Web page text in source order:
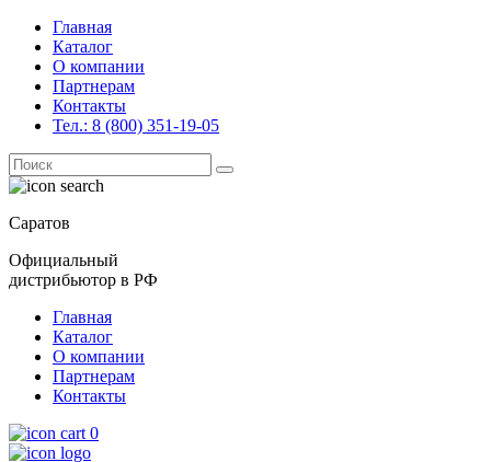
Главная
Каталог
О компании
Партнерам
Контакты
Тел.: 8 (800) 351-19-05
Поиск
for:
Саратов
Официальный
дистрибьютор в РФ
Главная
Каталог
О компании
Партнерам
Контакты
0